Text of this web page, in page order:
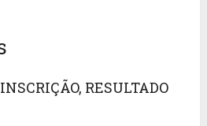
RESULTADO